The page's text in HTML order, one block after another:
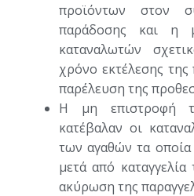
προϊόντων στον
παράδοσης και η
καταναλωτών
χρόνο εκτέλεσης της
παρέλευση της
Η μη επιστροφή
κατέβαλαν οι
των αγαθών τα
μετά από
ακύρωση της